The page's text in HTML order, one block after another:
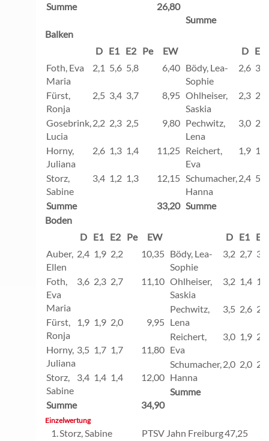
Summe 26,80
Summe
Balken
D E1 E2 Pe
EW
Foth, Eva
Maria
2,1 5,6 5,8 6,40
Fürst,
Ronja
2,5 3,4 3,7 8,95
Gosebrink,
Lucia
2,2 2,3 2,5 9,80
Horny,
Juliana
2,6 1,3 1,4 11,25
Storz,
Sabine
3,4 1,2 1,3 12,15
Summe 33,20
D E1
Bödy, Lea-
Sophie
2,6 3,2
Ohlheiser,
Saskia
2,3 2,1
Pechwitz,
Lena
3,0 2,1
Reichert,
Eva
1,9 1,5
Schumacher,
Hanna
2,4 5,2
Summe
Boden
D E1 E2 Pe
EW
Auber,
Ellen
2,4 1,9 2,2 10,35
Foth,
Eva
Maria
3,6 2,3 2,7 11,10
Fürst,
Ronja
1,9 1,9 2,0 9,95
Horny,
Juliana
3,5 1,7 1,7 11,80
Storz,
Sabine
3,4 1,4 1,4 12,00
Summe 34,90
D E1 E2
Bödy, Lea-
Sophie
3,2 2,7 3,3
Ohlheiser,
Saskia
3,2 1,4 1,8
Pechwitz,
Lena
3,5 2,6 2,9
Reichert,
Eva
3,0 1,9 2,4
Schumacher,
Hanna
2,0 2,0 2,1
Summe
Einzelwertung
1.Storz, Sabine PTSV Jahn Freiburg47,25